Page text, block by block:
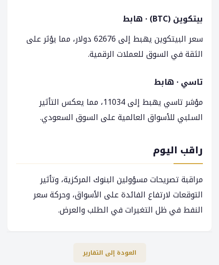
بيتكوين (BTC) · هابط
سعر البيتكوين يهبط إلى 62676 دولار، مما يؤثر على
الثقة في السوق للعملات الرقمية.
تاسي · هابط
مؤشر تاسي يهبط إلى 11034، مما يعكس التأثير
السلبي للأسواق العالمية على السوق السعودي.
راقب اليوم
مراقبة تصريحات مسؤولين البنوك المركزية، وتأثير
التوقعات لارتفاع الفائدة على الأسواق، وحركة سعر
النفط في ظل التغيرات في الطلب والعرض.
العودة إلى التقارير